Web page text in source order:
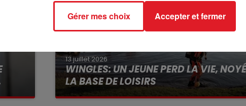
13 juillet 2026
WINGLES: UN JEUNE PERD LA VIE,
LA BASE DE LOISIRS
La victime a coulé à pic
Gérer mes choix Accepter et fermer